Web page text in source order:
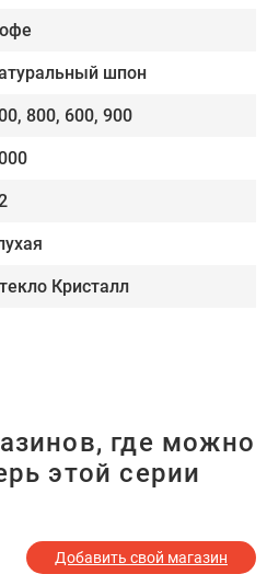
шпон
800, 600, 900
Кристалл
где можно
этой серии
Добавить свой магазин